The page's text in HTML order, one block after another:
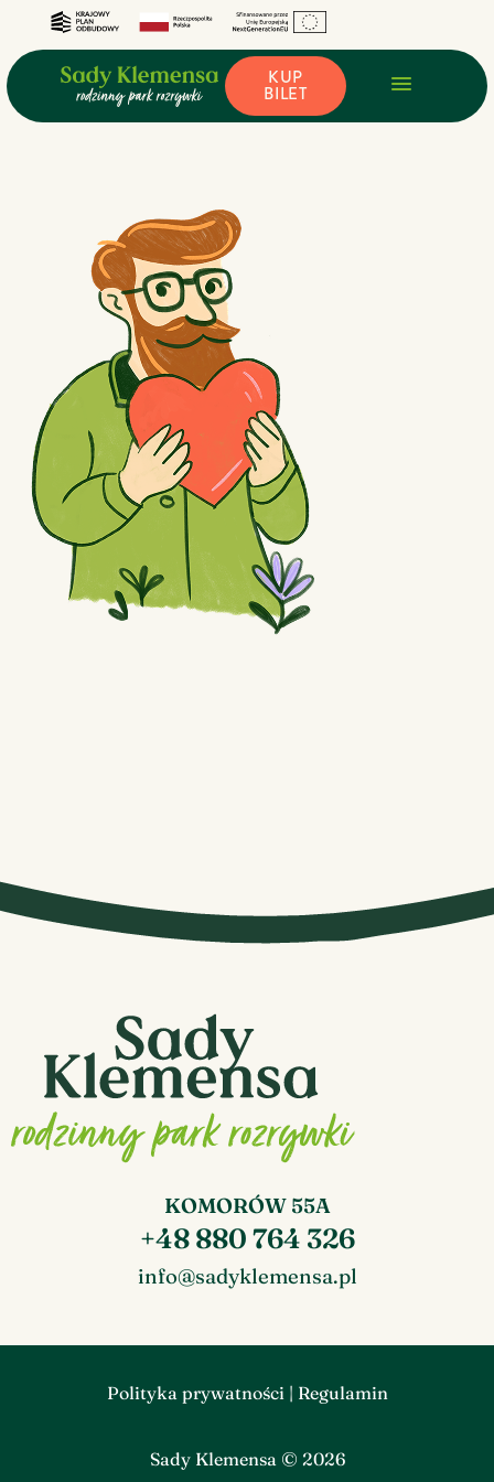
KUP
BILET
KOMORÓW 55A
+48 880 764 326
info@sadyklemensa.pl
Polityka prywatności| Regulamin
Sady Klemensa © 2026